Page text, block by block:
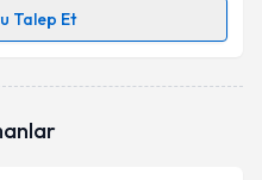
Talep Et
randevu almanız için bir